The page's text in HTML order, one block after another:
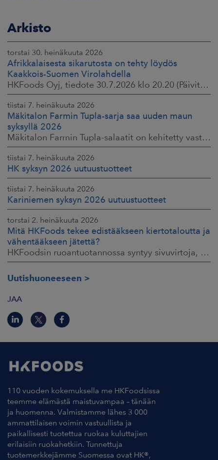
Arkisto
torstai 30. heinäkuuta 2026
Afrikkalaisesta sikarutosta on tehty löydös
Kaakkois-Suomen Virolahdella
HKFoods Oyj, tiedote 30.7.2026 klo 20.20 (Päivitetty 3.8.2026 )
tiistai 7. heinäkuuta 2026
Mäkitalon Farmin Tupla-sarja saa uuden maun
syksyllä 2026
Mäkitalon Farmin Tupla-salaatit on kehitetty vastaamaan kuluttajien toiveisiin ruokaisista, proteiinipitoisista ja helposti mukaan otettavista aterioista.
tiistai 7. heinäkuuta 2026
HK syksyn 2026 uutuustuotteet
tiistai 7. heinäkuuta 2026
Kariniemen syksyn 2026 uutuustuotteet
torstai 2. heinäkuuta 2026
Mitä HKFoods tekee edistääkseen kiertotaloutta ja
vähentääkseen jätettä?
HKFoodsin ruoantuotannossa syntyy sivuvirtoja, jotka sisältävät arvokkaita ainesosia. Niistä osa ohjataan jo muille teollisuuden aloille hyötykäyttöön
Uutishuoneeseen
JAA
110 vuoden kokemuksella me HKFoodsissa
teemme elämästä maistuvampaa – tänään
ja huomenna. Valmistamme lähes 3 000
ammattilaisen voimin vastuullista ja
paikallisesti tuotettua ruokaa kuluttajien
erilaisiin ruokahetkiin. Tunnettuja
tuotemerkkejämme Suomessa ovat HK®,